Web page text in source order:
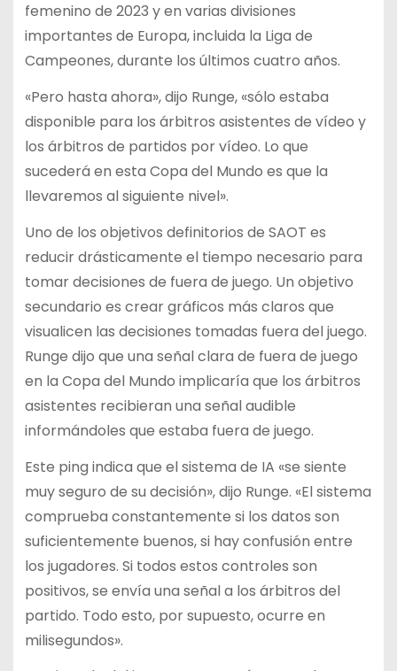
femenino de 2023 y en varias divisiones
importantes de Europa, incluida la Liga de
Campeones, durante los últimos cuatro años.
«Pero hasta ahora», dijo Runge, «sólo estaba
disponible para los árbitros asistentes de vídeo y
los árbitros de partidos por vídeo. Lo que
sucederá en esta Copa del Mundo es que la
llevaremos al siguiente nivel».
Uno de los objetivos definitorios de SAOT es
reducir drásticamente el tiempo necesario para
tomar decisiones de fuera de juego. Un objetivo
secundario es crear gráficos más claros que
visualicen las decisiones tomadas fuera del juego.
Runge dijo que una señal clara de fuera de juego
en la Copa del Mundo implicaría que los árbitros
asistentes recibieran una señal audible
informándoles que estaba fuera de juego.
Este ping indica que el sistema de IA «se siente
muy seguro de su decisión», dijo Runge. «El sistema
comprueba constantemente si los datos son
suficientemente buenos, si hay confusión entre
los jugadores. Si todos estos controles son
positivos, se envía una señal a los árbitros del
partido. Todo esto, por supuesto, ocurre en
milisegundos».